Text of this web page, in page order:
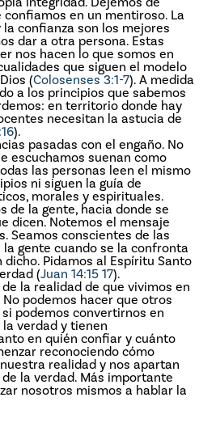
en un mentiroso. La
confianza son los mejores
dar a otra persona. Estas
nos hacen lo que somos en
que siguen el modelo
(Colosenses 3:1-7). A medida
a los principios que sabemos
en territorio donde hay
necesitan la astucia de
).
pasadas con el engaño. No
escuchamos suenan como
las personas leen el mismo
ni siguen la guía de
morales y espirituales.
de la gente, hacia donde se
dicen. Notemos el mensaje
Seamos conscientes de las
gente cuando se la confronta
Pidamos al Espíritu Santo
(Juan 14:15 17).
la realidad de que vivimos en
podemos hacer que otros
podemos convertirnos en
verdad y tienen
en quién confiar y cuánto
reconociendo cómo
realidad y nos apartan
la verdad. Más importante
nosotros mismos a hablar la